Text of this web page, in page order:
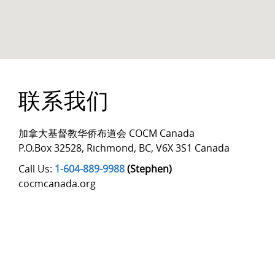
联系我们
加拿大基督教华侨布道会 COCM Canada
P.O.Box 32528, Richmond, BC, V6X 3S1 Canada
Call Us: 1-604-889-9988(Stephen)
cocmcanada.org